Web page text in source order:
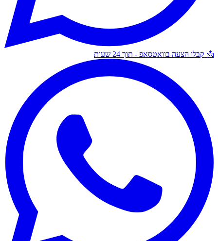
📩 קבלו הצעה בוואטסאפ - תוך 24 שעות